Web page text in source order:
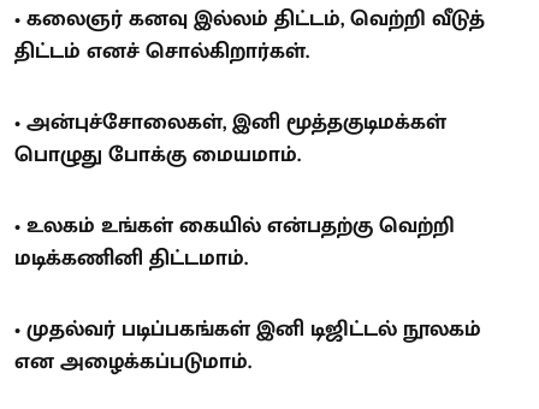
• கலைஞர் கனவு இல்லம் திட்டம், வெற்றி வீடுத்
திட்டம் எனச் சொல்கிறார்கள்.
• அன்புச்சோலைகள், இனி மூத்தகுடிமக்கள்
பொழுது போக்கு மையமாம்.
• உலகம் உங்கள் கையில் என்பதற்கு வெற்றி
மடிக்கணினி திட்டமாம்.
• முதல்வர் படிப்பகங்கள் இனி டிஜிட்டல் நூலகம்
என அழைக்கப்படுமாம்.